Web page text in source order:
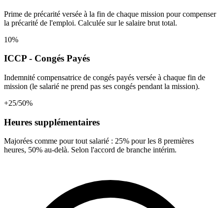
Prime de précarité versée à la fin de chaque mission pour compenser
la précarité de l'emploi. Calculée sur le salaire brut total.
10%
ICCP - Congés Payés
Indemnité compensatrice de congés payés versée à chaque fin de
mission (le salarié ne prend pas ses congés pendant la mission).
+25/50%
Heures supplémentaires
Majorées comme pour tout salarié : 25% pour les 8 premières
heures, 50% au-delà. Selon l'accord de branche intérim.